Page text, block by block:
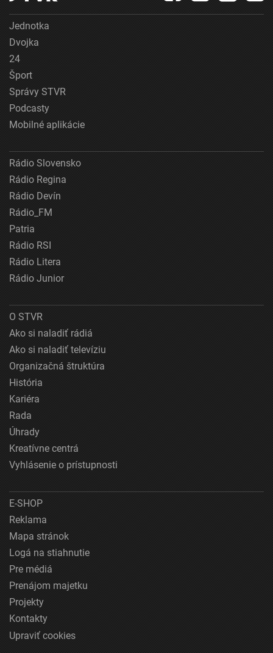
Jednotka
Dvojka
24
Šport
Správy STVR
Podcasty
Mobilné aplikácie
Rádio Slovensko
Rádio Regina
Rádio Devín
Rádio_FM
Patria
Rádio RSI
Rádio Litera
Rádio Junior
O STVR
Ako si naladiť rádiá
Ako si naladiť televíziu
Organizačná štruktúra
História
Kariéra
Rada
Úhrady
Kreatívne centrá
Vyhlásenie o prístupnosti
E-SHOP
Reklama
Mapa stránok
Logá na stiahnutie
Pre médiá
Prenájom majetku
Projekty
Kontakty
Upraviť cookies